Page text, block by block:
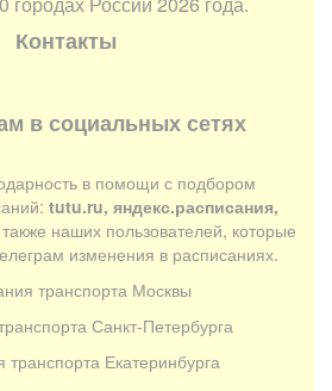
Контакты
в социальных сетях
в помощи с подбором
tutu.ru, яндекс.расписания,
наших пользователей, которые
изменения в расписаниях.
транспорта Москвы
Санкт-Петербурга
транспорта Екатеринбурга